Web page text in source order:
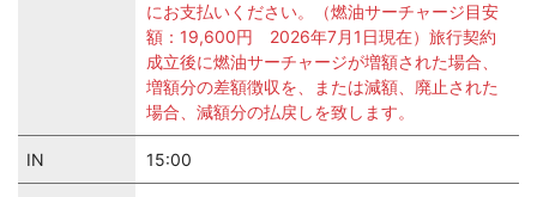
にお支払いください。（燃油サーチャージ目安
額：19,600円 2026年7月1日現在）旅行契約
成立後に燃油サーチャージが増額された場合、
増額分の差額徴収を、または減額、廃止された
場合、減額分の払戻しを致します。
IN 15:00